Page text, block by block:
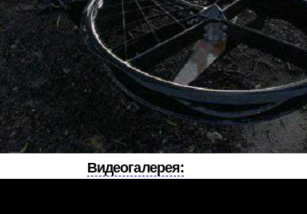
Видеогалерея: